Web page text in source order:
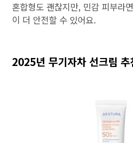
혼합형도 괜찮지만, 민감 피부라
이 더 안전할 수 있어요.
2025년 무기자차 선크림 추